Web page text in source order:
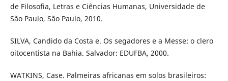
de Filosofia, Letras e Ciências Humanas, Universidade de
São Paulo, São Paulo, 2010.
SILVA, Candido da Costa e. Os segadores e a Messe: o clero
oitocentista na Bahia. Salvador: EDUFBA, 2000.
WATKINS, Case. Palmeiras africanas em solos brasileiros: